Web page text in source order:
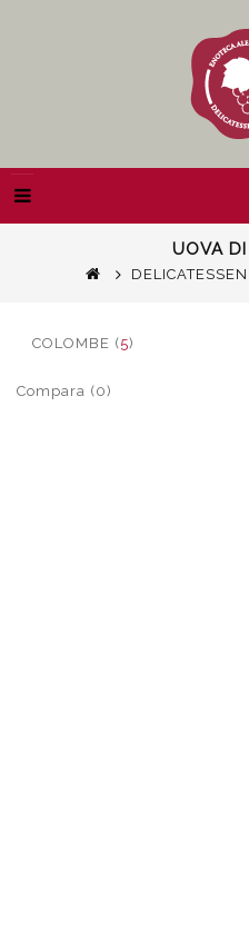
UOVA
DELICATESSEN
COLOMBE (5)
Compara (0)